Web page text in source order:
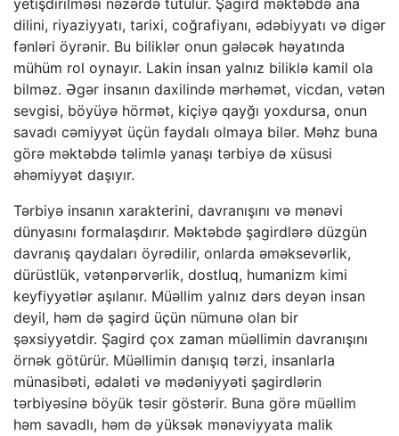
yetişdirilməsi nəzərdə tutulur. Şagird məktəbdə ana
dilini, riyaziyyatı, tarixi, coğrafiyanı, ədəbiyyatı və digər
fənləri öyrənir. Bu biliklər onun gələcək həyatında
mühüm rol oynayır. Lakin insan yalnız biliklə kamil ola
bilməz. Əgər insanın daxilində mərhəmət, vicdan, vətən
sevgisi, böyüyə hörmət, kiçiyə qayğı yoxdursa, onun
savadı cəmiyyət üçün faydalı olmaya bilər. Məhz buna
görə məktəbdə təlimlə yanaşı tərbiyə də xüsusi
əhəmiyyət daşıyır.
Tərbiyə insanın xarakterini, davranışını və mənəvi
dünyasını formalaşdırır. Məktəbdə şagirdlərə düzgün
davranış qaydaları öyrədilir, onlarda əməksevərlik,
dürüstlük, vətənpərvərlik, dostluq, humanizm kimi
keyfiyyətlər aşılanır. Müəllim yalnız dərs deyən insan
deyil, həm də şagird üçün nümunə olan bir
şəxsiyyətdir. Şagird çox zaman müəllimin davranışını
örnək götürür. Müəllimin danışıq tərzi, insanlarla
münasibəti, ədaləti və mədəniyyəti şagirdlərin
tərbiyəsinə böyük təsir göstərir. Buna görə müəllim
həm savadlı, həm də yüksək mənəviyyata malik